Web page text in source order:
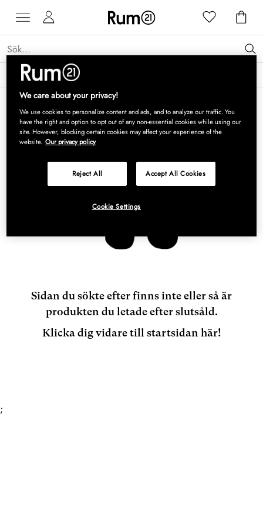
Få 15 % rabatt på Grythyttan Stålmöbler* →
Sidan du sökte efter finns inte eller så är
produkten du letade efter slutsåld.
Klicka dig vidare till startsidan här!
;
We care about your privacy!
We use cookies to personalize content and ads, and to analyze our traffic. You
have the right and option to opt out of any non-essential cookies while using our
site. However, blocking certain cookies may affect your experience of the
website. Our privacy policy
Reject All Accept All Cookies
Cookie Settings